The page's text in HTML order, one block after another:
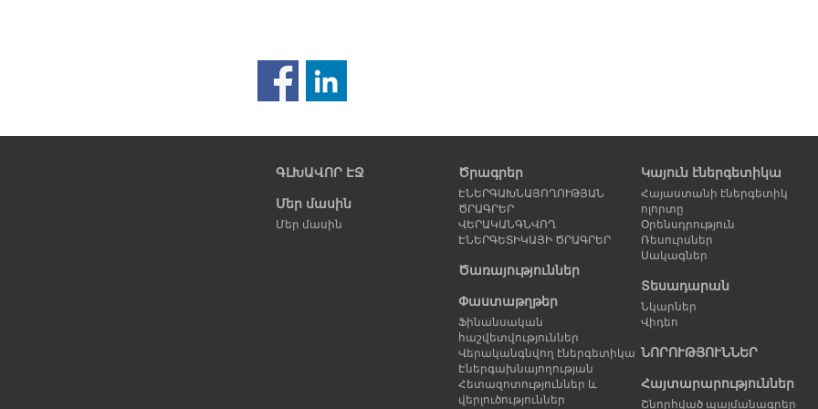
Նախորդ
ԳԼԽԱՎՈՐ ԷՋ
Մեր մասին
Մեր մասին
Ծրագրեր
ԷՆԵՐԳԱԽՆԱՅՈՂՈՒԹՅԱՆ
ԾՐԱԳՐԵՐ
ՎԵՐԱԿԱՆԳՆՎՈՂ
ԷՆԵՐԳԵՏԻԿԱՅԻ ԾՐԱԳՐԵՐ
Ծառայություններ
Փաստաթղթեր
Ֆինանսական
հաշվետվություններ
Վերականգնվող էներգետիկա
Էներգախնայողության
Հետազոտություններ և
վերլուծություններ
Կայուն էներգետիկա
Հայաստանի էներգետիկ
ոլորտը
Օրենսդրություն
Ռեսուրսներ
Սակագներ
Տեսադարան
Նկարներ
Վիդեո
ՆՈՐՈՒԹՅՈՒՆՆԵՐ
Հայտարարություններ
Շնորհված պայմանագրեր